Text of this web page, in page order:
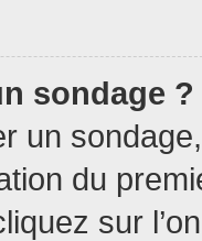
sondage ?
un
du
sur